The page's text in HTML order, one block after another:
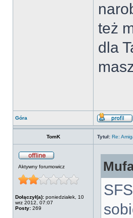
też
dla
Góra
TomK Tytuł: Re:
Aktywny forumowicz
Dołączył(a): poniedziałek, 10
wrz 2012, 07:07
Posty: 269